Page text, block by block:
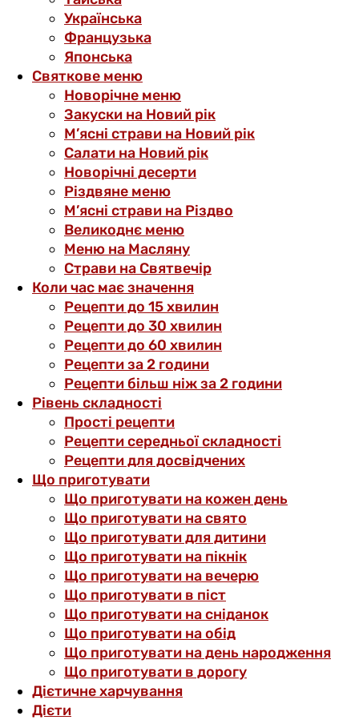
Українська
Французька
Японська
Святкове меню
Новорічне меню
Закуски на Новий рік
М’ясні страви на Новий рік
Салати на Новий рік
Новорічні десерти
Різдвяне меню
М’ясні страви на Різдво
Великоднє меню
Меню на Масляну
Страви на Святвечір
Коли час має значення
Рецепти до 15 хвилин
Рецепти до 30 хвилин
Рецепти до 60 хвилин
Рецепти за 2 години
Рецепти більш ніж за 2 години
Рівень складності
Прості рецепти
Рецепти середньої складності
Рецепти для досвідчених
Що приготувати
Що приготувати на кожен день
Що приготувати на свято
Що приготувати для дитини
Що приготувати на пікнік
Що приготувати на вечерю
Що приготувати в піст
Що приготувати на сніданок
Що приготувати на обід
Що приготувати на день народження
Що приготувати в дорогу
Дієтичне харчування
Дієти